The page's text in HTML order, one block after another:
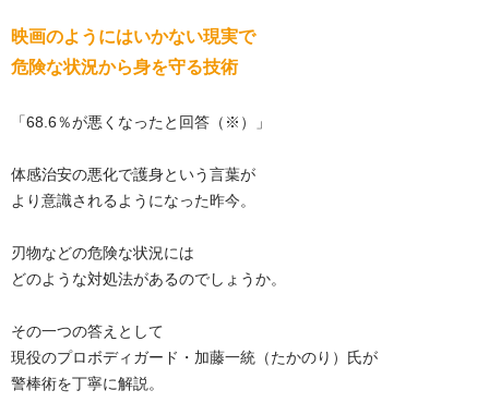
映画のようにはいかない現実で
危険な状況から身を守る技術
「68.6％が悪くなったと回答（※）」
体感治安の悪化で護身という言葉が
より意識されるようになった昨今。
刃物などの危険な状況には
どのような対処法があるのでしょうか。
その一つの答えとして
現役のプロボディガード・加藤一統（たかのり）氏が
警棒術を丁寧に解説。